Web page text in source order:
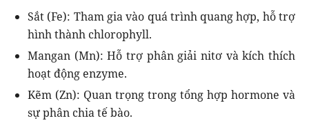
Sắt (Fe): Tham gia vào quá trình quang hợp, hỗ trợ
hình thành chlorophyll.
Mangan (Mn): Hỗ trợ phân giải nitơ và kích thích
hoạt động enzyme.
Kẽm (Zn): Quan trọng trong tổng hợp hormone và
sự phân chia tế bào.